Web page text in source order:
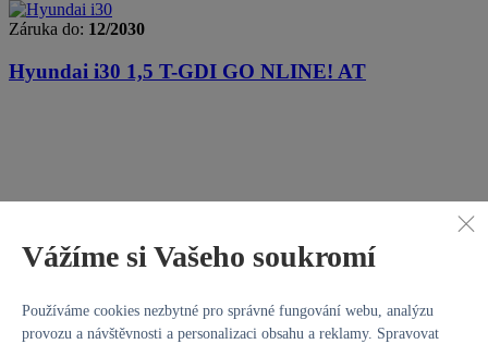
Záruka do: 12/2030
Hyundai i30 1,5 T-GDI GO NLINE! AT
Vážíme si Vašeho soukromí
Používáme cookies nezbytné pro správné fungování webu, analýzu
provozu a návštěvnosti a personalizaci obsahu a reklamy. Spravovat